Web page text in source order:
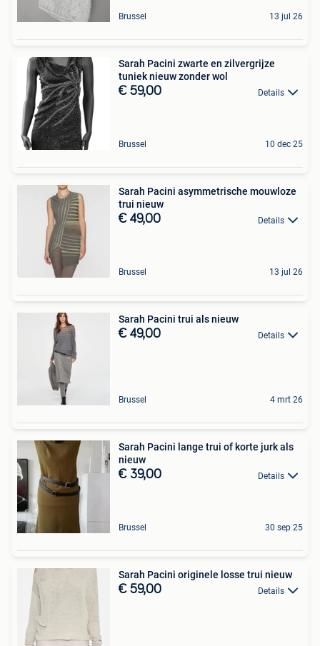
Brussel 13 jul 26
Sarah Pacini zwarte en zilvergrijze
tuniek nieuw zonder wol
€ 59,00 Details
Brussel 10 dec 25
Sarah Pacini asymmetrische mouwloze
trui nieuw
€ 49,00 Details
Brussel 13 jul 26
Sarah Pacini trui als nieuw
€ 49,00 Details
Brussel 4 mrt 26
Sarah Pacini lange trui of korte jurk als
nieuw
€ 39,00 Details
Brussel 30 sep 25
Sarah Pacini originele losse trui nieuw
€ 59,00 Details